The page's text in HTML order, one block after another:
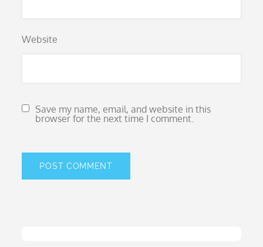
Website
Save my name, email, and website in this
browser for the next time I comment.